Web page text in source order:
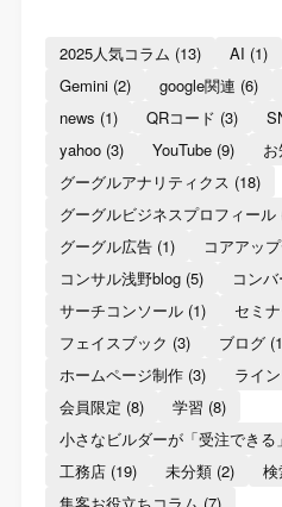
2025人気コラム (13) AI (1)
Gemini(2) google関連 (6)
news (1) QRコード (3)
yahoo(3) YouTube(9)
グーグルアナリティクス (18)
グーグルビジネスプロフィール
グーグル広告(1) コアアッ
コンサル浅野blog(5) コン
サーチコンソール(1) セミ
フェイスブック (3) ブログ
ホームページ制作(3) ライ
会員限定 (8) 学習 (8)
小さなビルダーが「受注でき
工務店(19) 未分類(2)